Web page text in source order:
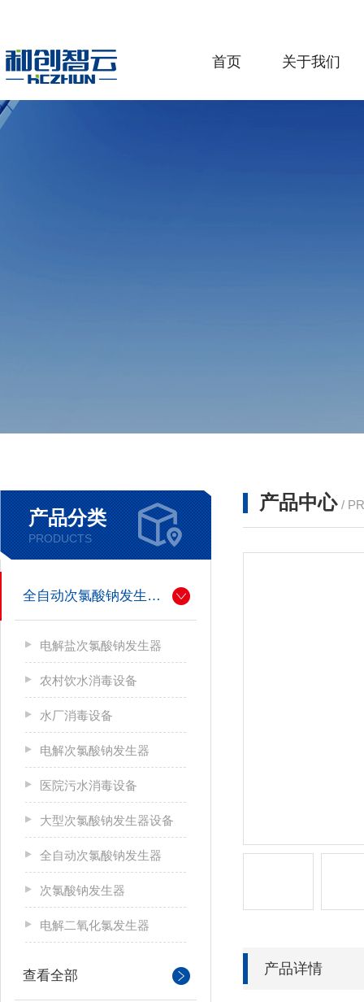
首页 关于我们
产品分类
PRODUCTS
全自动次氯酸钠发生器厂家
电解盐次氯酸钠发生器
农村饮水消毒设备
水厂消毒设备
电解次氯酸钠发生器
医院污水消毒设备
大型次氯酸钠发生器设备
全自动次氯酸钠发生器
次氯酸钠发生器
电解二氧化氯发生器
查看全部
产品中心 /
产品详情